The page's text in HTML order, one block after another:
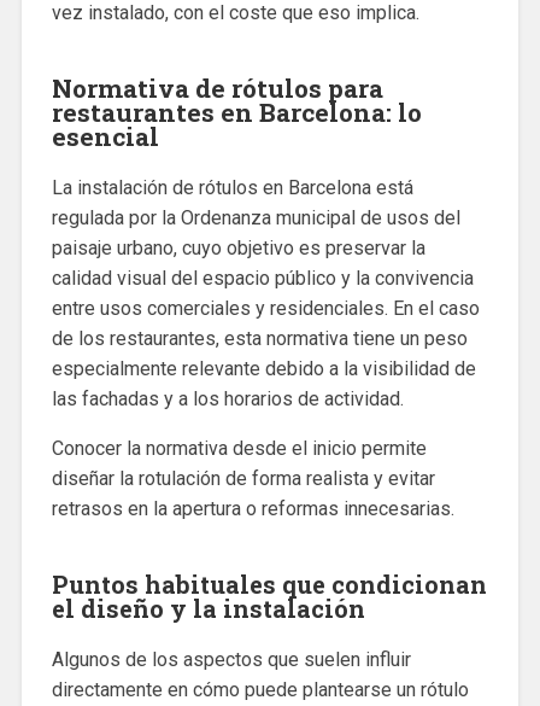
vez instalado, con el coste que eso implica.
Normativa de rótulos para
restaurantes en Barcelona: lo
esencial
La instalación de rótulos en Barcelona está
regulada por la Ordenanza municipal de usos del
paisaje urbano, cuyo objetivo es preservar la
calidad visual del espacio público y la convivencia
entre usos comerciales y residenciales. En el caso
de los restaurantes, esta normativa tiene un peso
especialmente relevante debido a la visibilidad de
las fachadas y a los horarios de actividad.
Conocer la normativa desde el inicio permite
diseñar la rotulación de forma realista y evitar
retrasos en la apertura o reformas innecesarias.
Puntos habituales que condicionan
el diseño y la instalación
Algunos de los aspectos que suelen influir
directamente en cómo puede plantearse un rótulo